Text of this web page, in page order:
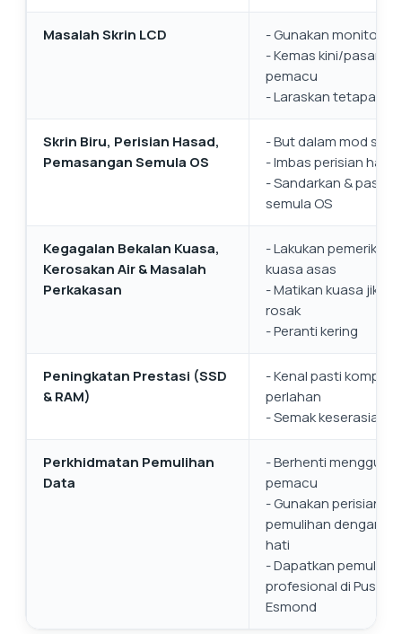
Masalah Skrin LCD
- Gunakan monitor
- Kemas kini/pasang
pemacu
- Laraskan tetapan
Skrin Biru, Perisian Hasad,
Pemasangan Semula OS
- But dalam mod
- Imbas perisian
- Sandarkan & pasang
semula OS
Kegagalan Bekalan Kuasa,
Kerosakan Air & Masalah
Perkakasan
- Lakukan
kuasa asas
- Matikan kuasa jika
rosak
- Peranti kering
Peningkatan Prestasi (SSD
& RAM)
- Kenal pasti
perlahan
- Semak keserasian
Perkhidmatan Pemulihan
Data
- Berhenti
pemacu
- Gunakan perisian
pemulihan dengan
hati
- Dapatkan
profesional di Pusat
Esmond